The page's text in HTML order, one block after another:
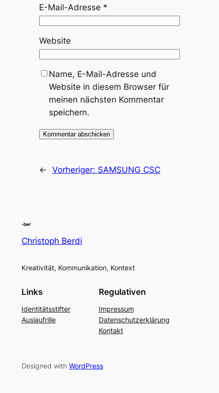
E-Mail-Adresse *
Website
Name, E-Mail-Adresse und
Website in diesem Browser für
meinen nächsten Kommentar
speichern.
← Vorheriger: SAMSUNG CSC
Christoph Berdi
Kreativität, Kommunikation, Kontext
Links
Identitätsstifter
Auslaufrille
Regulativen
Impressum
Datenschutzerklärung
Kontakt
Designed with WordPress